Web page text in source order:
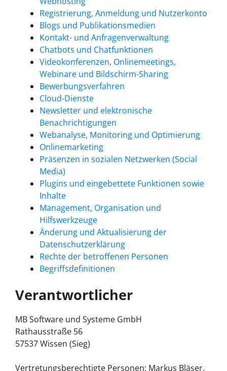
Registrierung, Anmeldung und Nutzerkonto
Blogs und Publikationsmedien
Kontakt- und Anfragenverwaltung
Chatbots und Chatfunktionen
Videokonferenzen, Onlinemeetings,
Webinare und Bildschirm-Sharing
Bewerbungsverfahren
Cloud-Dienste
Newsletter und elektronische
Benachrichtigungen
Webanalyse, Monitoring und Optimierung
Onlinemarketing
Präsenzen in sozialen Netzwerken (Social
Media)
Plugins und eingebettete Funktionen sowie
Inhalte
Management, Organisation und
Hilfswerkzeuge
Änderung und Aktualisierung der
Datenschutzerklärung
Rechte der betroffenen Personen
Begriffsdefinitionen
Verantwortlicher
MB Software und Systeme GmbH
Rathausstraße 56
57537 Wissen (Sieg)
Vertretungsberechtigte Personen: Markus Bläser.